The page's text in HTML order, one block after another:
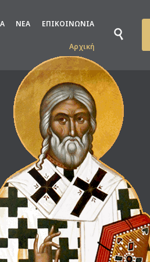
content
ΝΕΑ ΕΠΙΚΟΙΝΩΝΙΑ
Αρχική
